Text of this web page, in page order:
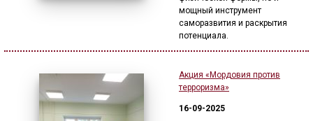
мощный инструмент
саморазвития и раскрытия
потенциала.
Акция «Мордовия против
терроризма»
16-09-2025